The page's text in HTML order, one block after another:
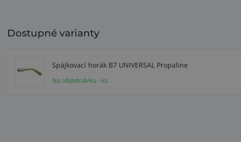
Dostupné varianty
Spájkovací horák B7 UNIVERSAL Propaline
Na objednávku - ks